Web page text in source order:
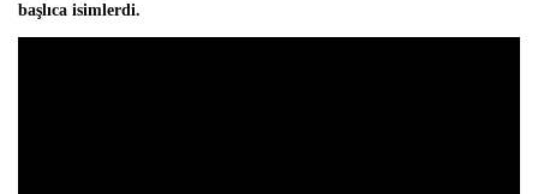
başlıca isimlerdi.